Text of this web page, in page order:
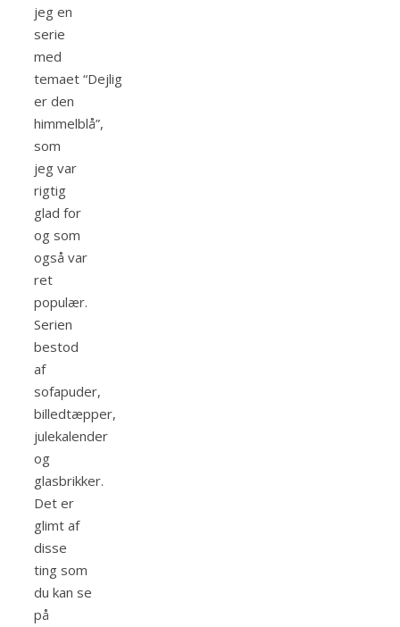
jeg en
serie
med
temaet “Dejlig
er den
himmelblå”,
som
jeg var
rigtig
glad for
og som
også var
ret
populær.
Serien
bestod
af
sofapuder,
billedtæpper,
julekalender
og
glasbrikker.
Det er
glimt af
disse
ting som
du kan se
på